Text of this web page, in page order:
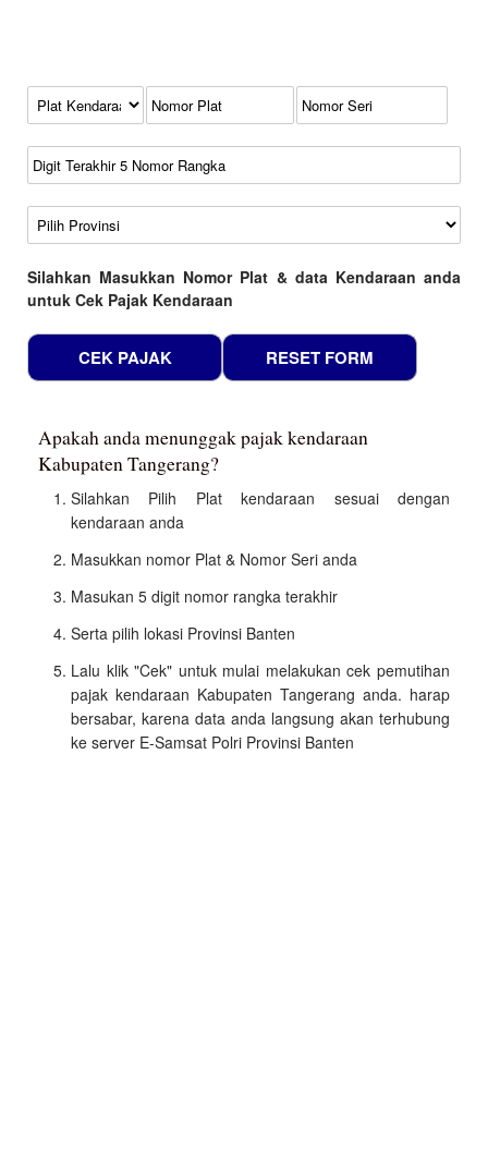
Kode Plat Kendaraan
No Plat
No Seri
No Rangka
Wilayah
Silahkan Masukkan Nomor Plat & data Kendaraan anda
untuk Cek Pajak Kendaraan
Apakah anda menunggak pajak kendaraan
Kabupaten Tangerang?
Silahkan Pilih Plat kendaraan sesuai dengan
kendaraan anda
Masukkan nomor Plat & Nomor Seri anda
Masukan 5 digit nomor rangka terakhir
Serta pilih lokasi Provinsi Banten
Lalu klik "Cek" untuk mulai melakukan cek pemutihan
pajak kendaraan Kabupaten Tangerang anda. harap
bersabar, karena data anda langsung akan terhubung
ke server E-Samsat Polri Provinsi Banten